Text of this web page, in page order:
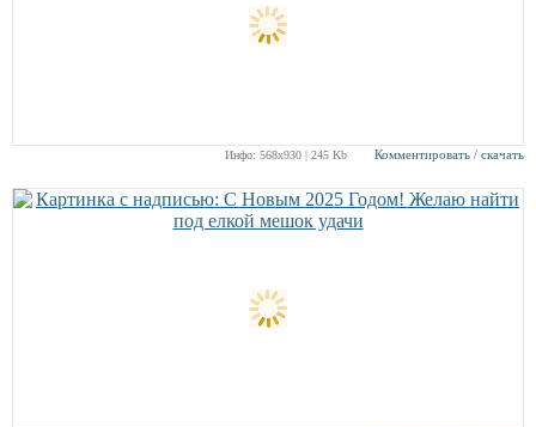
Инфо: 568х930 | 245 Kb Комментировать / скачать